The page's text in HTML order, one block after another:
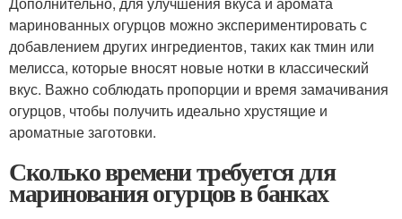
маринованных огурцов можно экспериментировать с
добавлением других ингредиентов, таких как тмин или
мелисса, которые вносят новые нотки в классический
вкус. Важно соблюдать пропорции и время замачивания
огурцов, чтобы получить идеально хрустящие и
ароматные заготовки.
Сколько времени требуется для
маринования огурцов в банках